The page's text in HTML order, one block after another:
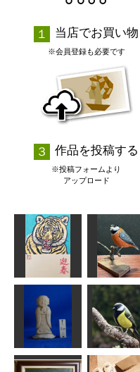
当店でお買い物
※会員登録も必要です
作品を投稿する
※投稿フォームより
アップロード
年賀状「寅」3
道刃物★所蔵参考
作品
ヤマガラ
MINI